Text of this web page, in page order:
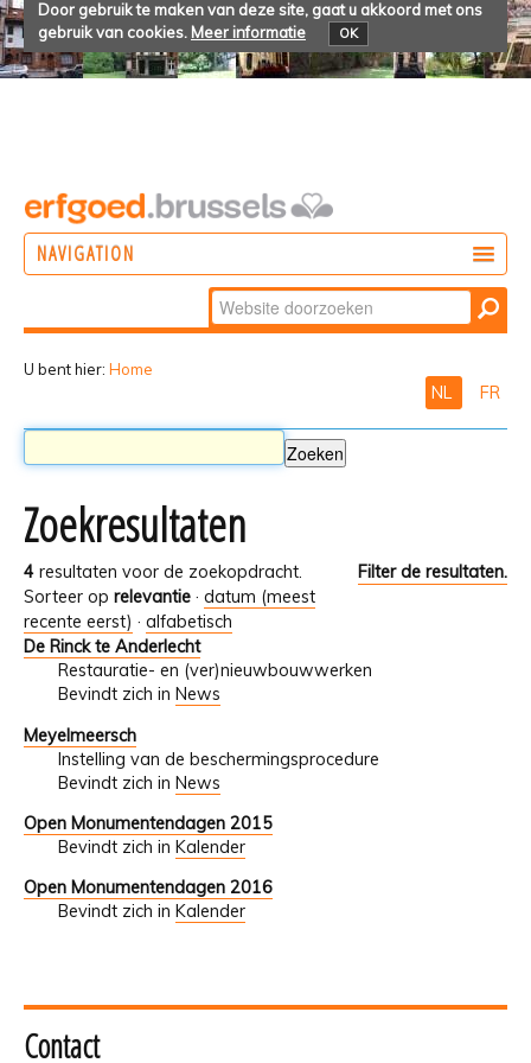
Door gebruik te maken van deze site, gaat u akkoord met ons
gebruik van cookies. Meer informatie OK
NAVIGATION
Zoek
Geavanceerd
U bent hier: Home
NL FR
Zoekresultaten
4 resultaten voor de zoekopdracht.
Filter de resultaten.
Sorteer op relevantie · datum (meest
recente eerst) · alfabetisch
De Rinck te Anderlecht
Restauratie- en (ver)nieuwbouwwerken
Bevindt zich in News
Meyelmeersch
Instelling van de beschermingsprocedure
Bevindt zich in News
Open Monumentendagen 2015
Bevindt zich in Kalender
Open Monumentendagen 2016
Bevindt zich in Kalender
Contact